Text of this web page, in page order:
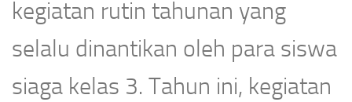
kegiatan rutin tahunan yang
selalu dinantikan oleh para siswa
siaga kelas 3. Tahun ini, kegiatan